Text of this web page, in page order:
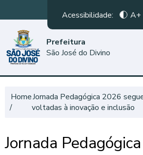
Acessibilidade: A+
Prefeitura
São José do Divino
HomeJornada Pedagógica 2026
voltadas à inovação e inclusão
Jornada